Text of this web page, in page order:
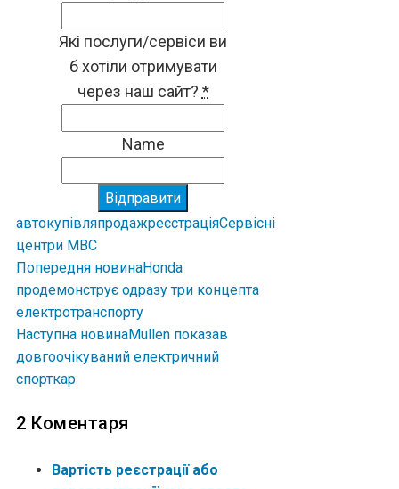
Які послуги/сервіси ви
б хотіли отримувати
через наш сайт? *
Name
Відправити
автокупівляпродажреєстраціяСервісні
центри МВС
Попередня новинаHonda
продемонструє одразу три концепта
електротранспорту
Наступна новинаMullen показав
довгоочікуваний електричний
спорткар
2 Коментаря
Вартість реєстрації або